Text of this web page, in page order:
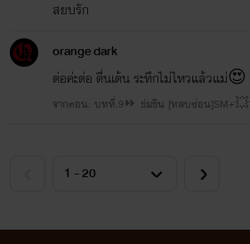
สยบรัก
orange dark
ต่อค่ะต่อ ตื่นเต้น ระทึกไม่ไหวแล้วแม่😍
จากตอน: บทที่.9⏩ ข่มขืน [หลบซ่อน]SM+💥